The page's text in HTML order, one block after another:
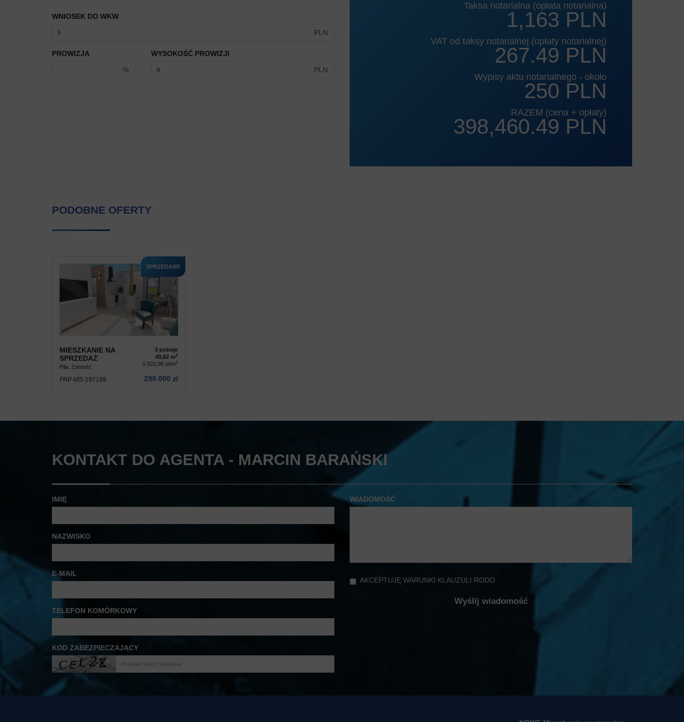
WNIOSEK DO WKW
PLN
PROWIZJA
%
WYSOKOŚĆ PROWIZJI
PLN
Taksa notarialna (opłata notarialna)
1,163 PLN
VAT od taksy notarialnej (opłaty notarialnej)
267.49 PLN
Wypisy aktu notarialnego - około
250 PLN
RAZEM (cena + opłaty)
398,460.49 PLN
PODOBNE OFERTY
SPRZEDANE
MIESZKANIE NA
SPRZEDAŻ
Piła, Zamość
3 pokoje
49,82 m2
5 820,96 zł/m2
FRP-MS-197189 290 000 zł
KONTAKT DO AGENTA - MARCIN BARAŃSKI
IMIĘ
NAZWISKO
E-MAIL
TELEFON KOMÓRKOWY
KOD ZABEZPIECZAJĄCY
WIADOMOŚĆ
AKCEPTUJĘ WARUNKI KLAUZULI RODO